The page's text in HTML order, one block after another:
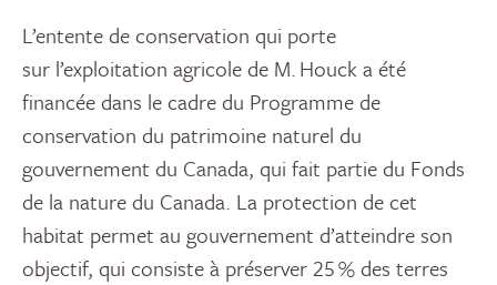
L’entente deconservation qui porte
sur l’exploitation agricolede M.Houck a été
financée dans le cadre du Programme de
conservation du patrimoine naturel du
gouvernement du Canada, qui fait partie du Fonds
de la nature du Canada. La protection de cet
habitat permet au gouvernement d’atteindre son
objectif, qui consiste à préserver 25% des terres